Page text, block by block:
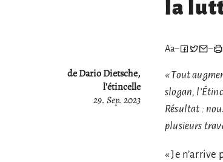
la
Aa– –
de Dario Dietsche,
l'étincelle
29. Sep. 2023
« Tout
slogan,
Résultat :
plusieurs
« Je